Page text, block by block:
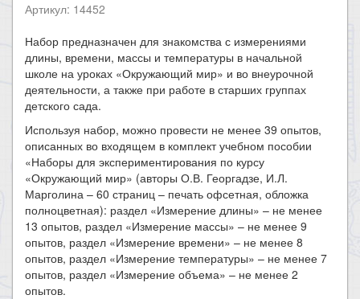
Артикул: 14452
Набор предназначен для знакомства с измерениями
длины, времени, массы и температуры в начальной
школе на уроках «Окружающий мир» и во внеурочной
деятельности, а также при работе в старших группах
детского сада.
Используя набор, можно провести не менее 39 опытов,
описанных во входящем в комплект учебном пособии
«Наборы для экспериментирования по курсу
«Окружающий мир» (авторы О.В. Георгадзе, И.Л.
Марголина – 60 страниц – печать офсетная, обложка
полноцветная): раздел «Измерение длины» – не менее
13 опытов, раздел «Измерение массы» – не менее 9
опытов, раздел «Измерение времени» – не менее 8
опытов, раздел «Измерение температуры» – не менее 7
опытов, раздел «Измерение объема» – не менее 2
опытов.